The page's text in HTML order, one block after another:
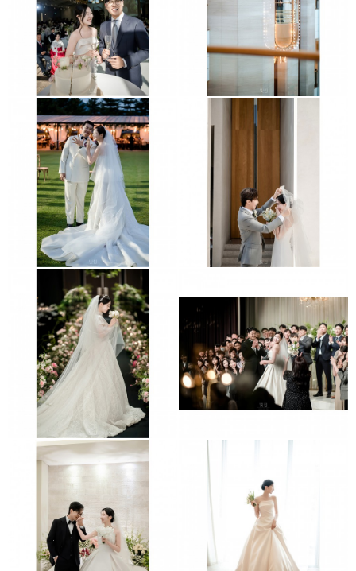
세인트메리스강남 잠실 롯데호텔
파주 서원아트리움 원남교당
엘리에나호텔 역삼 GS아모리스
청담 리베라호텔 더채플앳논현